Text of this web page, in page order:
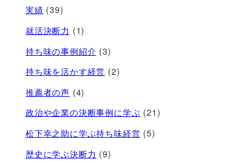
実績 (39)
就活決断力 (1)
持ち味の事例紹介 (3)
持ち味を活かす経営​ (2)
推薦者の声 (4)
政治や企業の決断事例に学ぶ (21)
松下幸之助に学ぶ持ち味経営 (5)
歴史に学ぶ決断力 (9)